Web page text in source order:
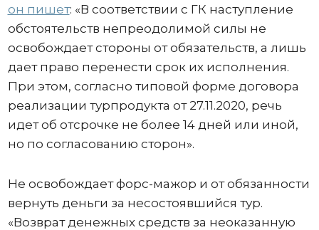
он пишет: «В соответствии с ГК наступление
обстоятельств непреодолимой силы не
освобождает стороны от обязательств, а лишь
дает право перенести срок их исполнения.
При этом, согласно типовой форме договора
реализации турпродукта от 27.11.2020, речь
идет об отсрочке не более 14 дней или иной,
но по согласованию сторон».
Не освобождает форс-мажор и от обязанности
вернуть деньги за несостоявшийся тур.
«Возврат денежных средств за неоказанную